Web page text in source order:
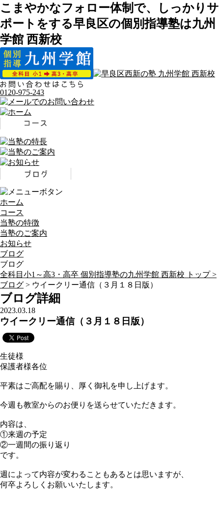
こまやかなフォロー体制で、しっかりサ
ポートをする早良区の個別指導塾は九州
学館 西新校
0120-975-243
ホーム
コース
当塾の特徴
当塾のご案内
お知らせ
ブログ
ブログ
全科目小1～高3・高卒 個別指導塾の九州学館 西新校 トップ >
ブログ > ウイークリー通信（３月１８日版）
ブログ詳細
2023.03.18
ウイークリー通信（３月１８日版）
生徒様
保護者様各位
平素はご高配を賜り、厚く御礼を申し上げます。
今週も教室からのお便りを送らせていただきます。
内容は、
①来週の予定
②一週間の振り返り
です。
週によって内容が変わることもあるとは思いますが、
何卒よろしくお願いいたします。